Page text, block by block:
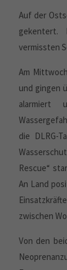
Auf der
gekentert.
vermissten
Am
und gingen
alarmiert
die DLRG-
Rescue“
An Land
zwischen
Von den